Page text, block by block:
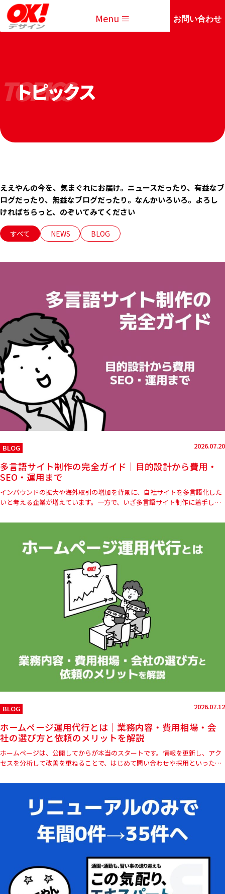
Menu お問い合わせ
トピックス
TOPICS
ええやんの今を、気まぐれにお届け。ニュースだったり、有益なブ
ログだったり、無益なブログだったり。なんかいろいろ。よろし
ければちらっと、のぞいてみてください
すべて NEWS BLOG
BLOG 2026.07.20
多言語サイト制作の完全ガイド｜目的設計から費用・
SEO・運用まで
インバウンドの拡大や海外取引の増加を背景に、自社サイトを多言語化した
いと考える企業が増えています。一方で、いざ多言語サイト制作に着手しよ
BLOG 2026.07.12
ホームページ運用代行とは｜業務内容・費用相場・会
社の選び方と依頼のメリットを解説
ホームページは、公開してからが本当のスタートです。情報を更新し、アク
セスを分析して改善を重ねることで、はじめて問い合わせや採用といった成